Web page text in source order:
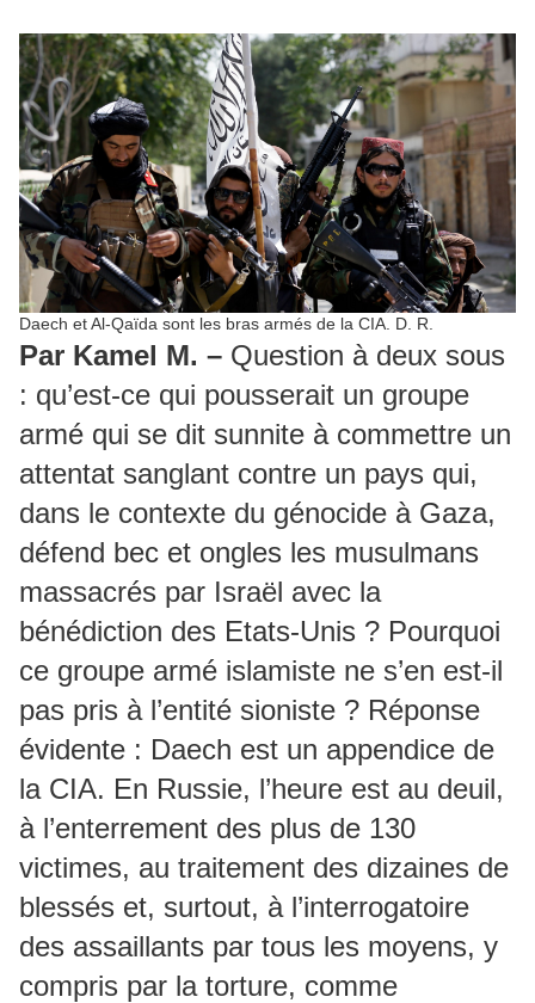
Daech et Al-Qaïda sont les bras armés de la CIA. D. R.
Par Kamel M. – Question à deux sous
: qu’est-ce qui pousserait un groupe
armé qui se dit sunnite à commettre un
attentat sanglant contre un pays qui,
dans le contexte du génocide à Gaza,
défend bec et ongles les musulmans
massacrés par Israël avec la
bénédiction des Etats-Unis ? Pourquoi
ce groupe armé islamiste ne s’en est-il
pas pris à l’entité sioniste ? Réponse
évidente : Daech est un appendice de
la CIA. En Russie, l’heure est au deuil,
à l’enterrement des plus de 130
victimes, au traitement des dizaines de
blessés et, surtout, à l’interrogatoire
des assaillants par tous les moyens, y
compris par la torture, comme